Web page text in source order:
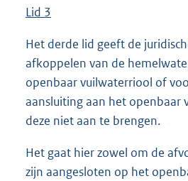
Lid 3
Het derde lid geeft de
afkoppelen van de
openbaar vuilwaterriool of
aansluiting aan het openbaar
deze niet aan te brengen.
Het gaat hier zowel om de
zijn aangesloten op het